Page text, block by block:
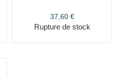
37,60 €
Rupture de stock